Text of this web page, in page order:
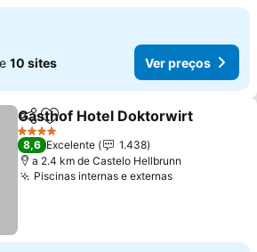
10 sites Ver preços
PartilharAdicionar aos favoritos
Gasthof Hotel Doktorwirt
4 Estrelas
8,6 Excelente
1.438
a 2.4 km de Castelo Hellbrunn
Piscinas internas e externasVer preços